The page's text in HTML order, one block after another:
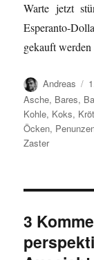
Warte jetzt
Esperanto-
gekauft
Autor
Andreas
Asche, Bares,
Kohle, Koks,
Öcken,
Zaster
3